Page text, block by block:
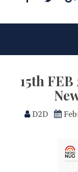
15th
D2D